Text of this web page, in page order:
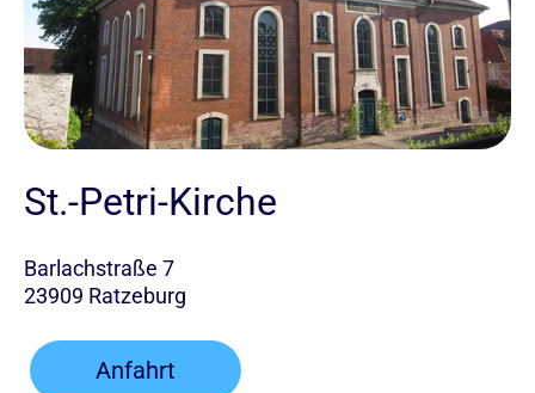
St.-Petri-Kirche
Barlachstraße 7
23909 Ratzeburg
Anfahrt